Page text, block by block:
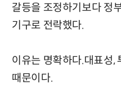
갈등을 조정하기보다 정
기구로 전락했다.
이유는 명확하다.대표성,
때문이다.